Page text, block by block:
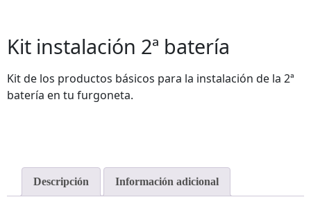
Kit instalación 2ª batería
Kit de los productos básicos para la instalación de la 2ª
batería en tu furgoneta.
Descripción Información adicional